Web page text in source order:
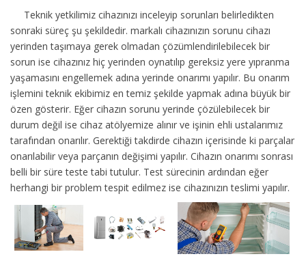
Teknik yetkilimiz cihazınızı inceleyip sorunları belirledikten
sonraki süreç şu şekildedir. markalı cihazınızın sorunu cihazı
yerinden taşımaya gerek olmadan çözümlendirilebilecek bir
sorun ise cihazınız hiç yerinden oynatılıp gereksiz yere yıpranma
yaşamasını engellemek adına yerinde onarımı yapılır. Bu onarım
işlemini teknik ekibimiz en temiz şekilde yapmak adına büyük bir
özen gösterir. Eğer cihazın sorunu yerinde çözülebilecek bir
durum değil ise cihaz atölyemize alınır ve işinin ehli ustalarımız
tarafından onarılır. Gerektiği takdirde cihazın içerisinde ki parçalar
onarılabilir veya parçanın değişimi yapılır. Cihazın onarımı sonrası
belli bir süre teste tabi tutulur. Test sürecinin ardından eğer
herhangi bir problem tespit edilmez ise cihazınızın teslimi yapılır.